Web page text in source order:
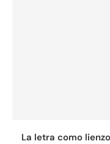
La letra como